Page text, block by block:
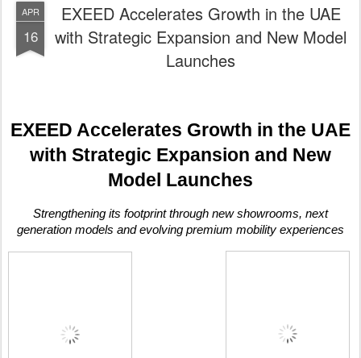
APR
16
EXEED Accelerates Growth in the UAE
with Strategic Expansion and New Model
Launches
EXEED Accelerates Growth in the UAE
with Strategic Expansion and New
Model Launches
Strengthening its footprint through new showrooms, next
generation models and evolving premium mobility experiences